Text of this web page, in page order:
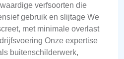
verfsoorten die
gebruik en slijtage We
met minimale overlast
Onze expertise
buitenschilderwerk,